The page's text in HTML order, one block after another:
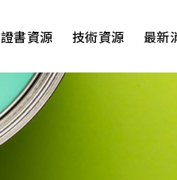
證書資源 技術資源 最新